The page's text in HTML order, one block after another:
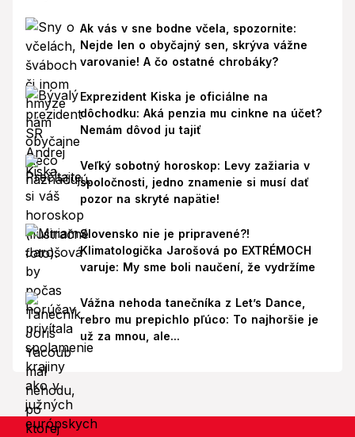
Ak vás v sne bodne včela, spozornite:
Nejde len o obyčajný sen, skrýva vážne
varovanie! A čo ostatné chrobáky?
Exprezident Kiska je oficiálne na
dôchodku: Aká penzia mu cinkne na účet?
Nemám dôvod ju tajiť
Veľký sobotný horoskop: Levy zažiaria v
spoločnosti, jedno znamenie si musí dať
pozor na skryté napätie!
Slovensko nie je pripravené?!
Klimatologička Jarošová po EXTRÉMOCH
varuje: My sme boli naučení, že vydržíme
Vážna nehoda tanečníka z Let’s Dance,
rebro mu prepichlo pľúco: To najhoršie je
už za mnou, ale...